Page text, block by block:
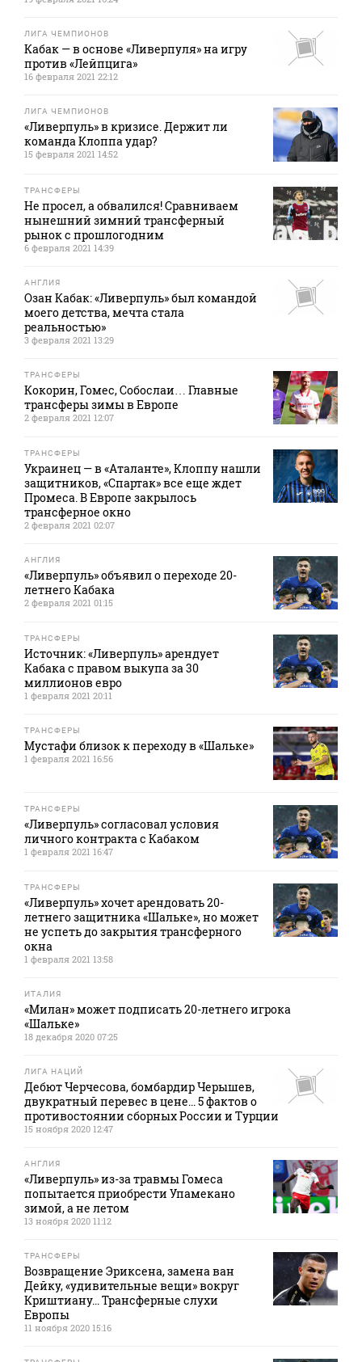
ЛИГА ЧЕМПИОНОВ
Кабак — в основе «Ливерпуля» на игру
против «Лейпцига»
16 февраля 2021 22:12
ЛИГА ЧЕМПИОНОВ
«Ливерпуль» в кризисе. Держит ли
команда Клоппа удар?
15 февраля 2021 14:52
ТРАНСФЕРЫ
Не просел, а обвалился! Сравниваем
нынешний зимний трансферный
рынок с прошлогодним
6 февраля 2021 14:39
АНГЛИЯ
Озан Кабак: «Ливерпуль» был командой
моего детства, мечта стала
реальностью»
3 февраля 2021 13:29
ТРАНСФЕРЫ
Кокорин, Гомес, Собослаи… Главные
трансферы зимы в Европе
2 февраля 2021 12:07
ТРАНСФЕРЫ
Украинец — в «Аталанте», Клоппу нашли
защитников, «Спартак» все еще ждет
Промеса. В Европе закрылось
трансферное окно
2 февраля 2021 02:07
АНГЛИЯ
«Ливерпуль» объявил о переходе 20-
летнего Кабака
2 февраля 2021 01:15
ТРАНСФЕРЫ
Источник: «Ливерпуль» арендует
Кабака с правом выкупа за 30
миллионов евро
1 февраля 2021 20:11
ТРАНСФЕРЫ
Мустафи близок к переходу в «Шальке»
1 февраля 2021 16:56
ТРАНСФЕРЫ
«Ливерпуль» согласовал условия
личного контракта с Кабаком
1 февраля 2021 16:47
ТРАНСФЕРЫ
«Ливерпуль» хочет арендовать 20-
летнего защитника «Шальке», но может
не успеть до закрытия трансферного
окна
1 февраля 2021 13:58
ИТАЛИЯ
«Милан» может подписать 20-летнего игрока
«Шальке»
18 декабря 2020 07:25
ЛИГА НАЦИЙ
Дебют Черчесова, бомбардир Черышев,
двукратный перевес в цене... 5 фактов о
противостоянии сборных России и Турции
15 ноября 2020 12:47
АНГЛИЯ
«Ливерпуль» из-за травмы Гомеса
попытается приобрести Упамекано
зимой, а не летом
13 ноября 2020 11:12
ТРАНСФЕРЫ
Возвращение Эриксена, замена ван
Дейку, «удивительные вещи» вокруг
Криштиану... Трансферные слухи
Европы
11 ноября 2020 15:16